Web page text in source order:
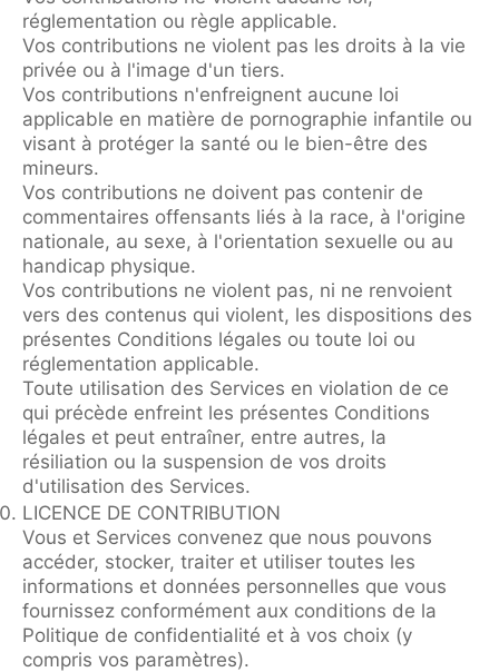
réglementation ou règle applicable.
Vos contributions ne violent pas les droits à la vie
privée ou à l'image d'un tiers.
Vos contributions n'enfreignent aucune loi
applicable en matière de pornographie infantile ou
visant à protéger la santé ou le bien-être des
mineurs.
Vos contributions ne doivent pas contenir de
commentaires offensants liés à la race, à l'origine
nationale, au sexe, à l'orientation sexuelle ou au
handicap physique.
Vos contributions ne violent pas, ni ne renvoient
vers des contenus qui violent, les dispositions des
présentes Conditions légales ou toute loi ou
réglementation applicable.
Toute utilisation des Services en violation de ce
qui précède enfreint les présentes Conditions
légales et peut entraîner, entre autres, la
résiliation ou la suspension de vos droits
d'utilisation des Services.
LICENCE DE CONTRIBUTION
Vous et Services convenez que nous pouvons
accéder, stocker, traiter et utiliser toutes les
informations et données personnelles que vous
fournissez conformément aux conditions de la
Politique de confidentialité et à vos choix (y
compris vos paramètres).